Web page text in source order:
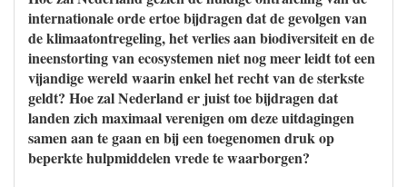
internationale orde ertoe bijdragen dat de gevolgen van
de klimaatontregeling, het verlies aan biodiversiteit en de
ineenstorting van ecosystemen niet nog meer leidt tot een
vijandige wereld waarin enkel het recht van de sterkste
geldt? Hoe zal Nederland er juist toe bijdragen dat
landen zich maximaal verenigen om deze uitdagingen
samen aan te gaan en bij een toegenomen druk op
beperkte hulpmiddelen vrede te waarborgen?